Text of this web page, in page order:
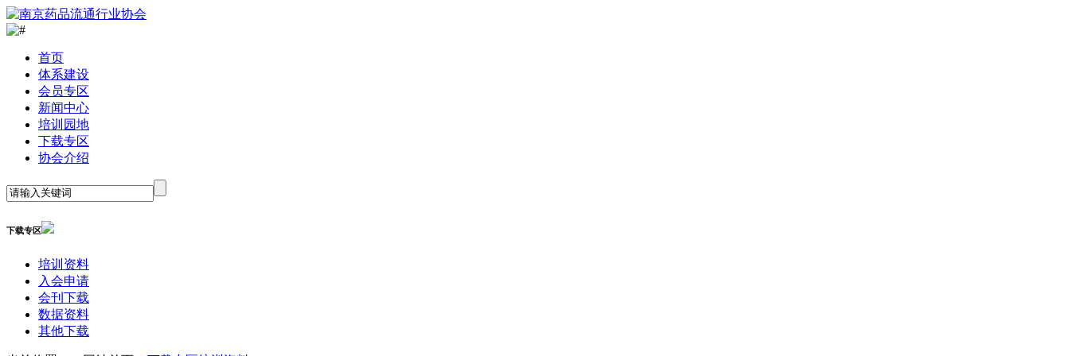
首页
体系建设
会员专区
新闻中心
培训园地
下载专区
协会介绍
下载专区
培训资料
入会申请
会刊下载
数据资料
其他下载